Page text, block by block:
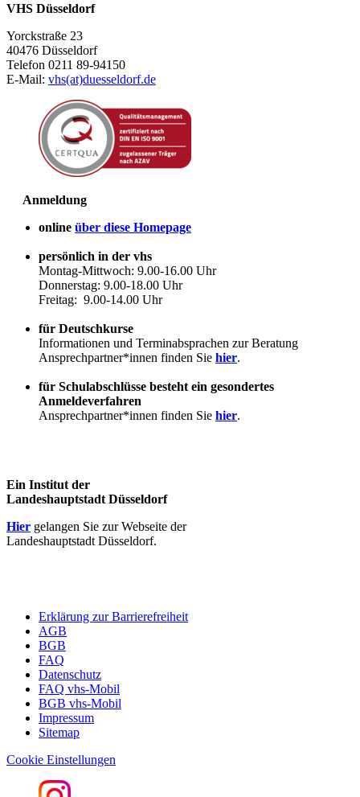
VHS Düsseldorf
Yorckstraße 23
40476 Düsseldorf
Telefon 0211 89-94150
E-Mail: vhs(at)duesseldorf.de
Anmeldung
online über diese Homepage
persönlich in der vhs
Montag-Mittwoch: 9.00-16.00 Uhr
Donnerstag: 9.00-18.00 Uhr
Freitag: 9.00-14.00 Uhr
für Deutschkurse
Informationen und Terminabsprachen zur Beratung
Ansprechpartner*innen finden Sie hier.
für Schulabschlüsse besteht ein gesondertes
Anmeldeverfahren
Ansprechpartner*innen finden Sie hier.
Ein Institut der
Landeshauptstadt Düsseldorf
Hier gelangen Sie zur Webseite der
Landeshauptstadt Düsseldorf.
Erklärung zur Barrierefreiheit
AGB
BGB
FAQ
Datenschutz
FAQ vhs-Mobil
BGB vhs-Mobil
Impressum
Sitemap
Cookie Einstellungen